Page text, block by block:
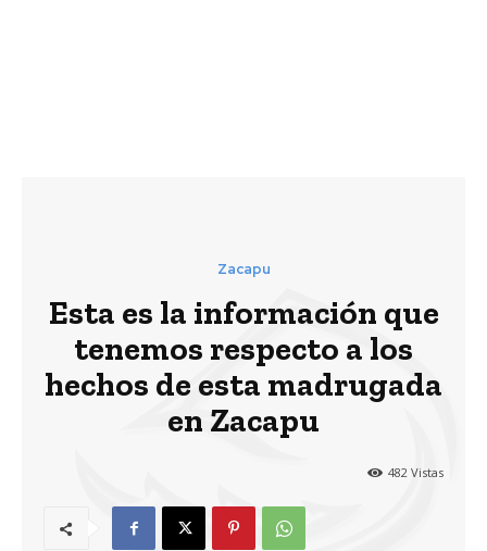
Zacapu
Esta es la información que
tenemos respecto a los
hechos de esta madrugada
en Zacapu
482 Vistas